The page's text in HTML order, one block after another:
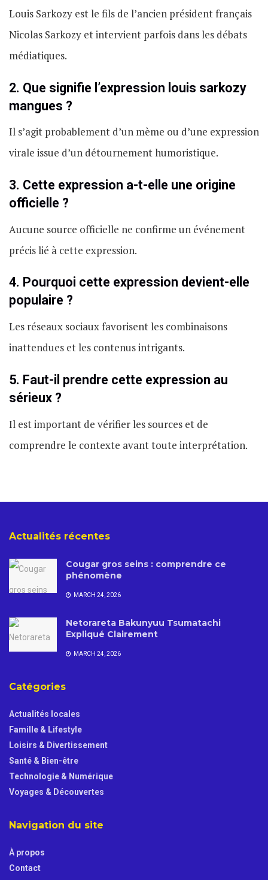
Louis Sarkozy est le fils de l’ancien président français
Nicolas Sarkozy et intervient parfois dans les débats
médiatiques.
2. Que signifie l’expression louis sarkozy
mangues ?
Il s’agit probablement d’un mème ou d’une expression
virale issue d’un détournement humoristique.
3. Cette expression a-t-elle une origine
officielle ?
Aucune source officielle ne confirme un événement
précis lié à cette expression.
4. Pourquoi cette expression devient-elle
populaire ?
Les réseaux sociaux favorisent les combinaisons
inattendues et les contenus intrigants.
5. Faut-il prendre cette expression au
sérieux ?
Il est important de vérifier les sources et de
comprendre le contexte avant toute interprétation.
Actualités récentes
Cougar gros seins : comprendre ce
phénomène
MARCH 24, 2026
Netorareta Bakunyuu Tsumatachi
Expliqué Clairement
MARCH 24, 2026
Catégories
Actualités locales
Famille & Lifestyle
Loisirs & Divertissement
Santé & Bien-être
Technologie & Numérique
Voyages & Découvertes
Navigation du site
À propos
Contact